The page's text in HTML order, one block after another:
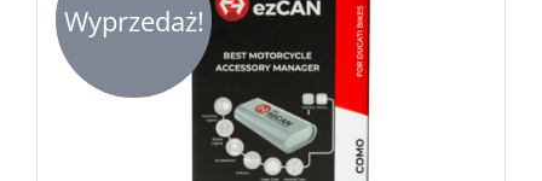
Wyprzedaż!